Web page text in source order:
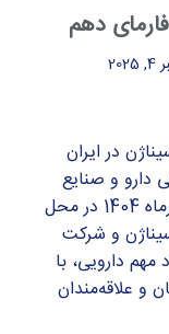
دهم
در ایران
دارو و صنایع
وابسته (ایران‌فارما) از تاریخ 2 الی 4 مهرماه 1404 در محل
و شرکت
مهم دارویی، با
و علاقه‌مندان